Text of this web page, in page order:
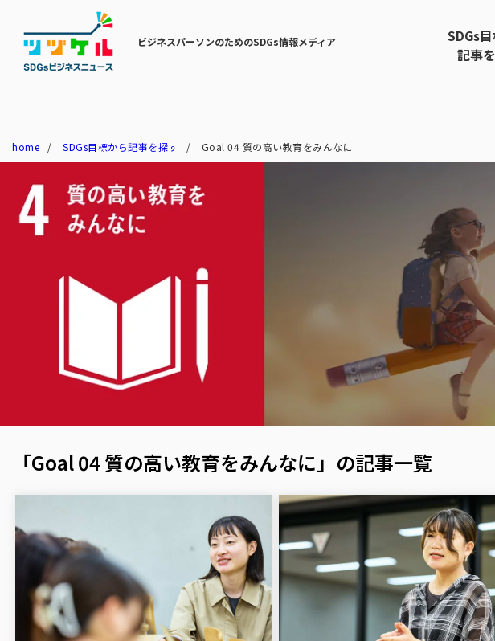
ビジネスパーソンのためのSDGs情報メディア
SDGs
記事
home SDGs目標から記事を探す Goal 04 質の高い教育をみんなに
「Goal 04 質の高い教育をみんなに」の記事一覧